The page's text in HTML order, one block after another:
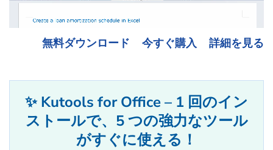
無料ダウンロード 今すぐ購入 詳細を見る
✨ Kutools for Office – 1 回のイン
ストールで、5 つの強力なツール
がすぐに使える！